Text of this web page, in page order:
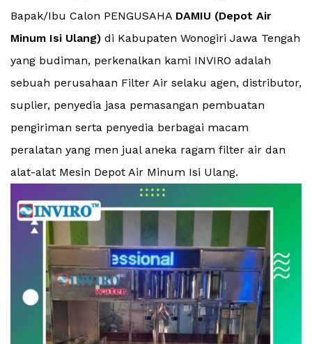
Bapak/Ibu Calon PENGUSAHA DAMIU (Depot Air
Minum Isi Ulang) di Kabupaten Wonogiri Jawa Tengah
yang budiman, perkenalkan kami INVIRO adalah
sebuah perusahaan Filter Air selaku agen, distributor,
suplier, penyedia jasa pemasangan pembuatan
pengiriman serta penyedia berbagai macam
peralatan yang men jual aneka ragam filter air dan
alat-alat Mesin Depot Air Minum Isi Ulang.